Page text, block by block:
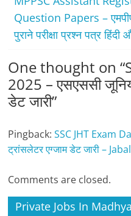
Question Papers –
पुराने परीक्षा प्रश्न पत्र
One thought on “
2025 – एसएससी
डेट जारी”
Pingback:SSC JHT Exam
ट्रांसलेटर एग्जाम डेट जारी –
Comments are closed.
Private Jobs In